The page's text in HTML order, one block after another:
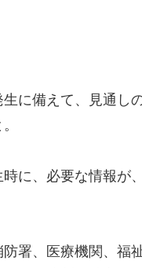
備えて、見通し
、必要な情報が
、医療機関、福